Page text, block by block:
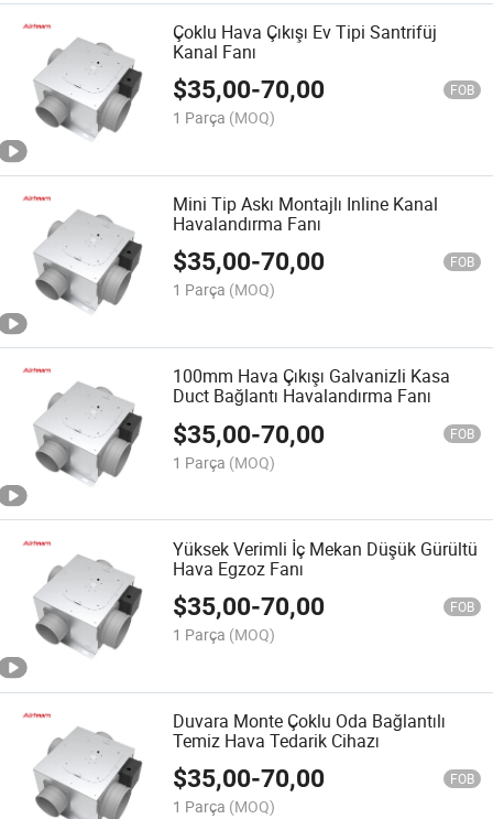
Çoklu Hava Çıkışı Ev Tipi Santrifüj
Kanal Fanı
$35,00-70,00 FOB
1 Parça (MOQ)
Mini Tip Askı Montajlı Inline Kanal
Havalandırma Fanı
$35,00-70,00 FOB
1 Parça (MOQ)
100mm Hava Çıkışı Galvanizli Kasa
Duct Bağlantı Havalandırma Fanı
$35,00-70,00 FOB
1 Parça (MOQ)
Yüksek Verimli İç Mekan Düşük Gürültü
Hava Egzoz Fanı
$35,00-70,00 FOB
1 Parça (MOQ)
Duvara Monte Çoklu Oda Bağlantılı
Temiz Hava Tedarik Cihazı
$35,00-70,00 FOB
1 Parça (MOQ)